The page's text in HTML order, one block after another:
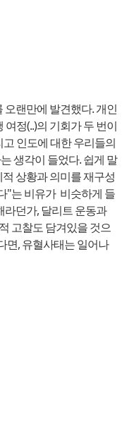
오랜만에 발견했다. 개인
정(..)의 기회가 두 번이
인도에 대한 우리들의
생각이 들었다. 쉽게 말
상황과 의미를 재구성
"는 비유가 비슷하게 들
라던가, 달리트 운동과
고찰도 담겨있을 것으
면, 유혈사태는 일어나